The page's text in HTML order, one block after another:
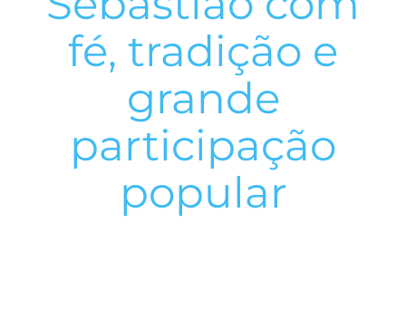
fé, tradição e
grande
participação
popular